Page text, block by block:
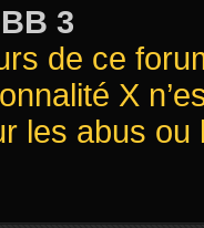
3
de ce
X
les abus